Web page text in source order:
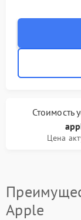
Стоимость
Цена
Apple